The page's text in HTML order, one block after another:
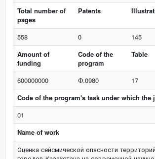
Total number of
pages
Patents
558 0
145
Amount of
funding
Code of the
program
Table
600000000 Ф.0980
17
Code of the program's task under which the
01
Name of work
Оценка сейсмической опасности